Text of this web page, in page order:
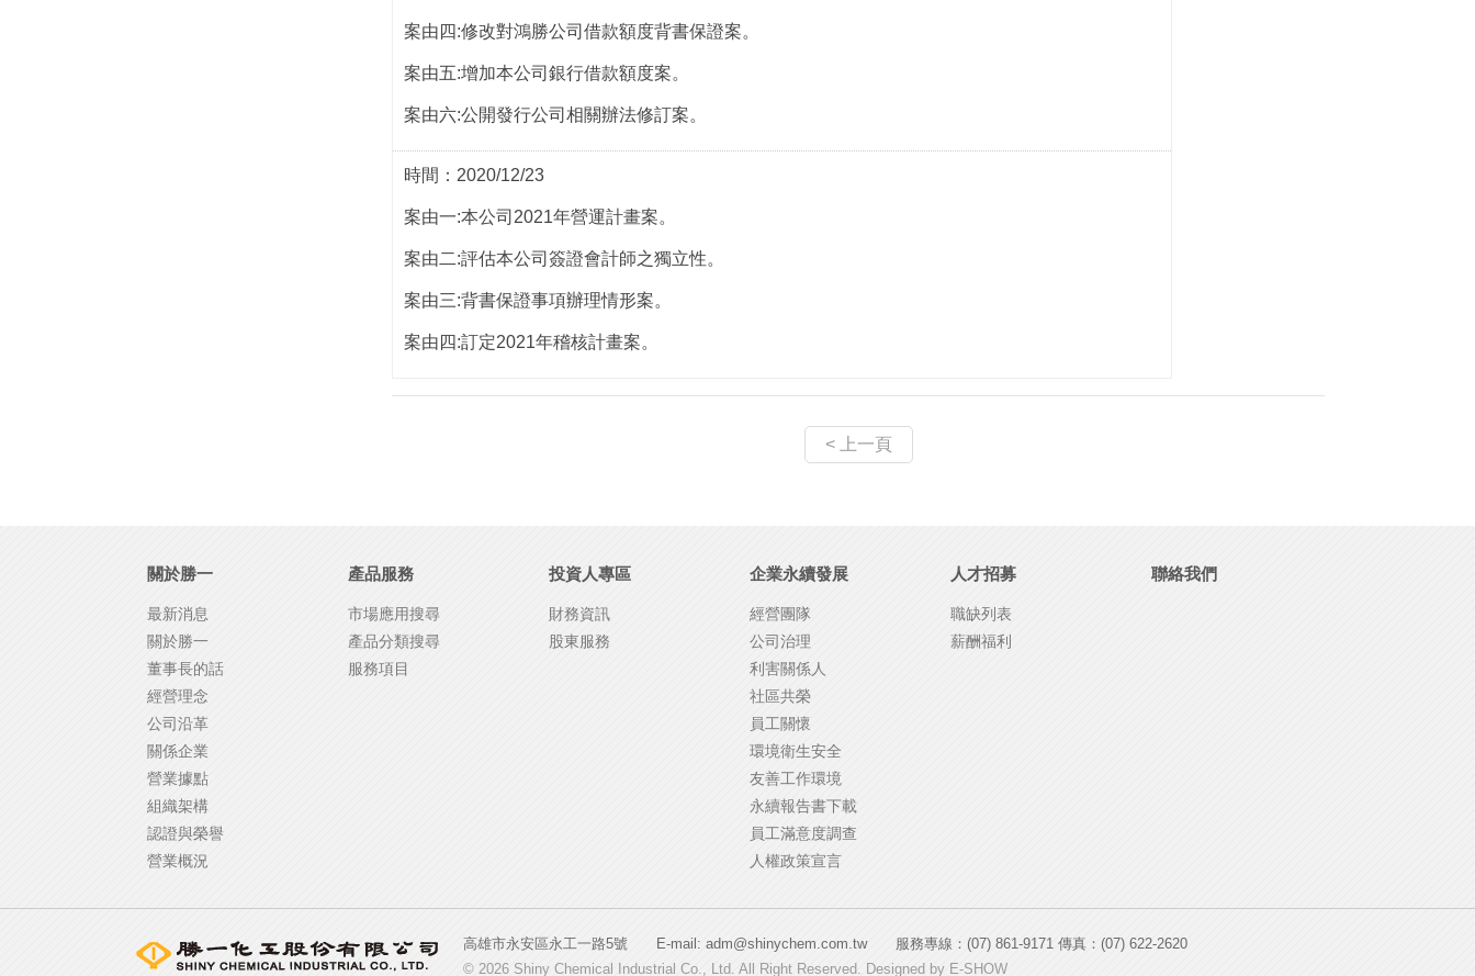
案由四:修改對鴻勝公司借款額度背書保證案。
案由五:增加本公司銀行借款額度案。
案由六:公開發行公司相關辦法修訂案。
時間：2020/12/23
案由一:本公司2021年營運計畫案。
案由二:評估本公司簽證會計師之獨立性。
案由三:背書保證事項辦理情形案。
案由四:訂定2021年稽核計畫案。
< 上一頁
關於勝一
最新消息
關於勝一
董事長的話
經營理念
公司沿革
關係企業
營業據點
組織架構
認證與榮譽
營業概況
產品服務
市場應用搜尋
產品分類搜尋
服務項目
投資人專區
財務資訊
股東服務
企業永續發展
經營團隊
公司治理
利害關係人
社區共榮
員工關懷
環境衛生安全
友善工作環境
永續報告書下載
員工滿意度調查
人權政策宣言
人才招募
職缺列表
薪酬福利
聯絡我們
高雄市永安區永工一路5號 E-mail: adm@shinychem.com.tw 服務專線：(07) 861-9171 傳真：(07) 622-2620
© 2026 Shiny Chemical Industrial Co., Ltd. All Right Reserved. Designed by E-SHOW